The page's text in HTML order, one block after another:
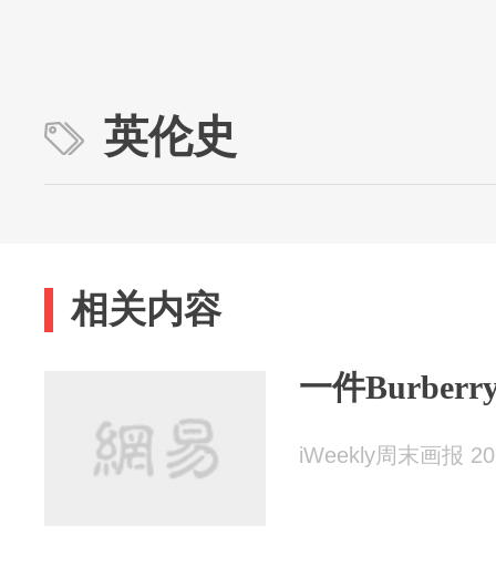
英伦史
相关内容
一件
iWeekly周末画报